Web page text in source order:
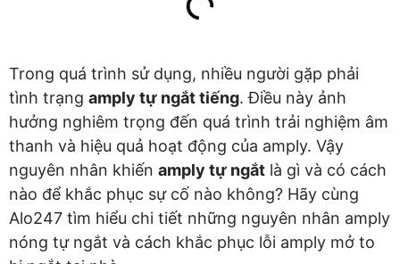
Trong quá trình sử dụng, nhiều người gặp phải
tình trạng amply tự ngắt tiếng. Điều này ảnh
hưởng nghiêm trọng đến quá trình trải nghiệm âm
thanh và hiệu quả hoạt động của amply. Vậy
nguyên nhân khiến amply tự ngắt là gì và có cách
nào để khắc phục sự cố nào không? Hãy cùng
Alo247 tìm hiểu chi tiết những nguyên nhân amply
nóng tự ngắt và cách khắc phục lỗi amply mở to